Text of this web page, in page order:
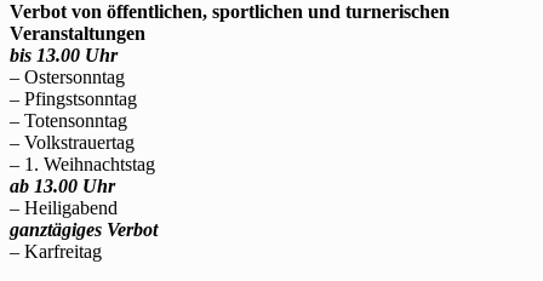
Verbot von öffentlichen, sportlichen und turnerischen
Veranstaltungen
bis 13.00 Uhr
– Ostersonntag
– Pfingstsonntag
– Totensonntag
– Volkstrauertag
– 1. Weihnachtstag
ab 13.00 Uhr
– Heiligabend
ganztägiges Verbot
– Karfreitag